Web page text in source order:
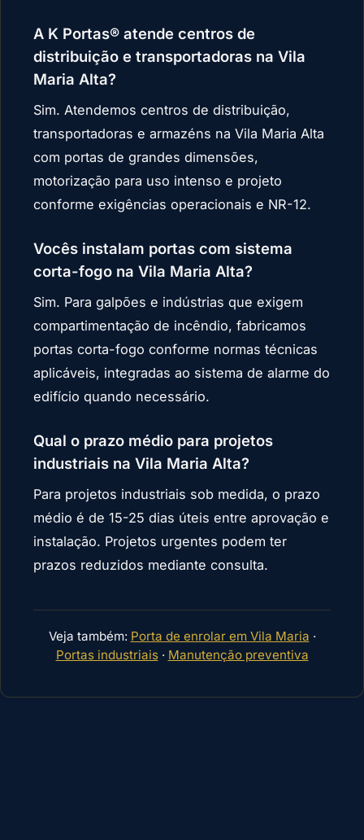
A K Portas® atende centros de
distribuição e transportadoras na Vila
Maria Alta?
Sim. Atendemos centros de distribuição,
transportadoras e armazéns na Vila Maria Alta
com portas de grandes dimensões,
motorização para uso intenso e projeto
conforme exigências operacionais e NR-12.
Vocês instalam portas com sistema
corta-fogo na Vila Maria Alta?
Sim. Para galpões e indústrias que exigem
compartimentação de incêndio, fabricamos
portas corta-fogo conforme normas técnicas
aplicáveis, integradas ao sistema de alarme do
edifício quando necessário.
Qual o prazo médio para projetos
industriais na Vila Maria Alta?
Para projetos industriais sob medida, o prazo
médio é de 15-25 dias úteis entre aprovação e
instalação. Projetos urgentes podem ter
prazos reduzidos mediante consulta.
Veja também: Porta de enrolar em Vila Maria ·
Portas industriais· Manutenção preventiva